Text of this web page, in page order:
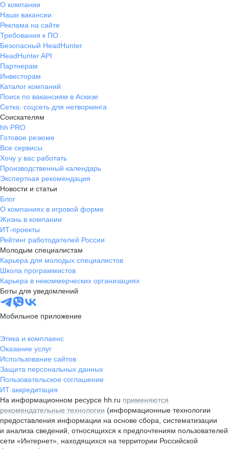
О компании
Наши вакансии
Реклама на сайте
Требования к ПО
Безопасный HeadHunter
HeadHunter API
Партнерам
Инвесторам
Каталог компаний
Поиск по вакансиям в Аскизе
Сетка: соцсеть для нетворкинга
Соискателям
hh PRO
Готовое резюме
Все сервисы
Хочу у вас работать
Производственный календарь
Экспертная рекомендация
Новости и статьи
Блог
О компаниях в игровой форме
Жизнь в компании
ИТ-проекты
Рейтинг работодателей России
Молодым специалистам
Карьера для молодых специалистов
Школа программистов
Карьера в некоммерческих организациях
Боты для уведомлений
Мобильное приложение
Этика и комплаенс
Оказание услуг
Использование сайтов
Защита персональных данных
Пользовательское соглашение
ИТ аккредитация
На информационном ресурсе hh.ru применяются
рекомендательные технологии (информационные технологии
предоставления информации на основе сбора, систематизации
и анализа сведений, относящихся к предпочтениям пользователей
сети «Интернет», находящихся на территории Российской